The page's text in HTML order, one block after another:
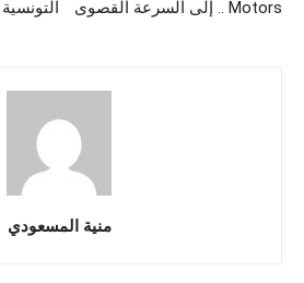
التونسية
Motors .. إلى السرعة القصوى
منية المسعودي